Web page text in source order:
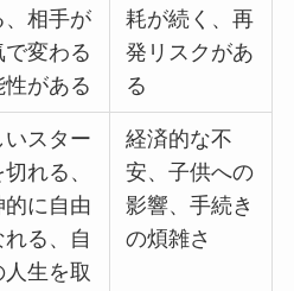
、相手が
で変わる
性がある
耗が続く、再
発リスクがあ
る
いスター
切れる、
的に自由
れる、自
人生を取
経済的な不
安、子供への
影響、手続き
の煩雑さ